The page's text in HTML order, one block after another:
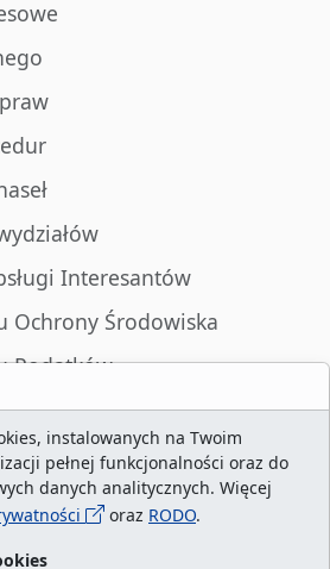
instalowanych na Twoim
pełnej funkcjonalności oraz do
danych analitycznych. Więcej
oraz RODO.
Interesantów
Ochrony Środowiska
Podatków
Spraw Obywatelskich
/ aktualna strona:
strony